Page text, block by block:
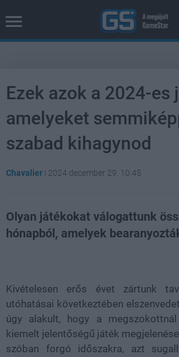
Ezek azok a 2024-es
amelyeket
szabad kihagynod
Chavalier | 2024 december 29. 10:45
Olyan játékokat válogattunk
hónapból, amelyek
Kivételesen erős évet zártunk
utóhatásai következtében
úgy alakult, hogy a
kiemelt jelentőségű játék
szóban forgó időszakra, azt